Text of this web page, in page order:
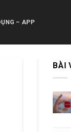
– APP
BÀI